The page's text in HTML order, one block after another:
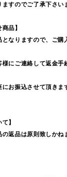
すのでご了承下さい
品】
なりますので、ご購
にご連絡して返金手
お振込させて頂きま
】
返品は原則致しかね